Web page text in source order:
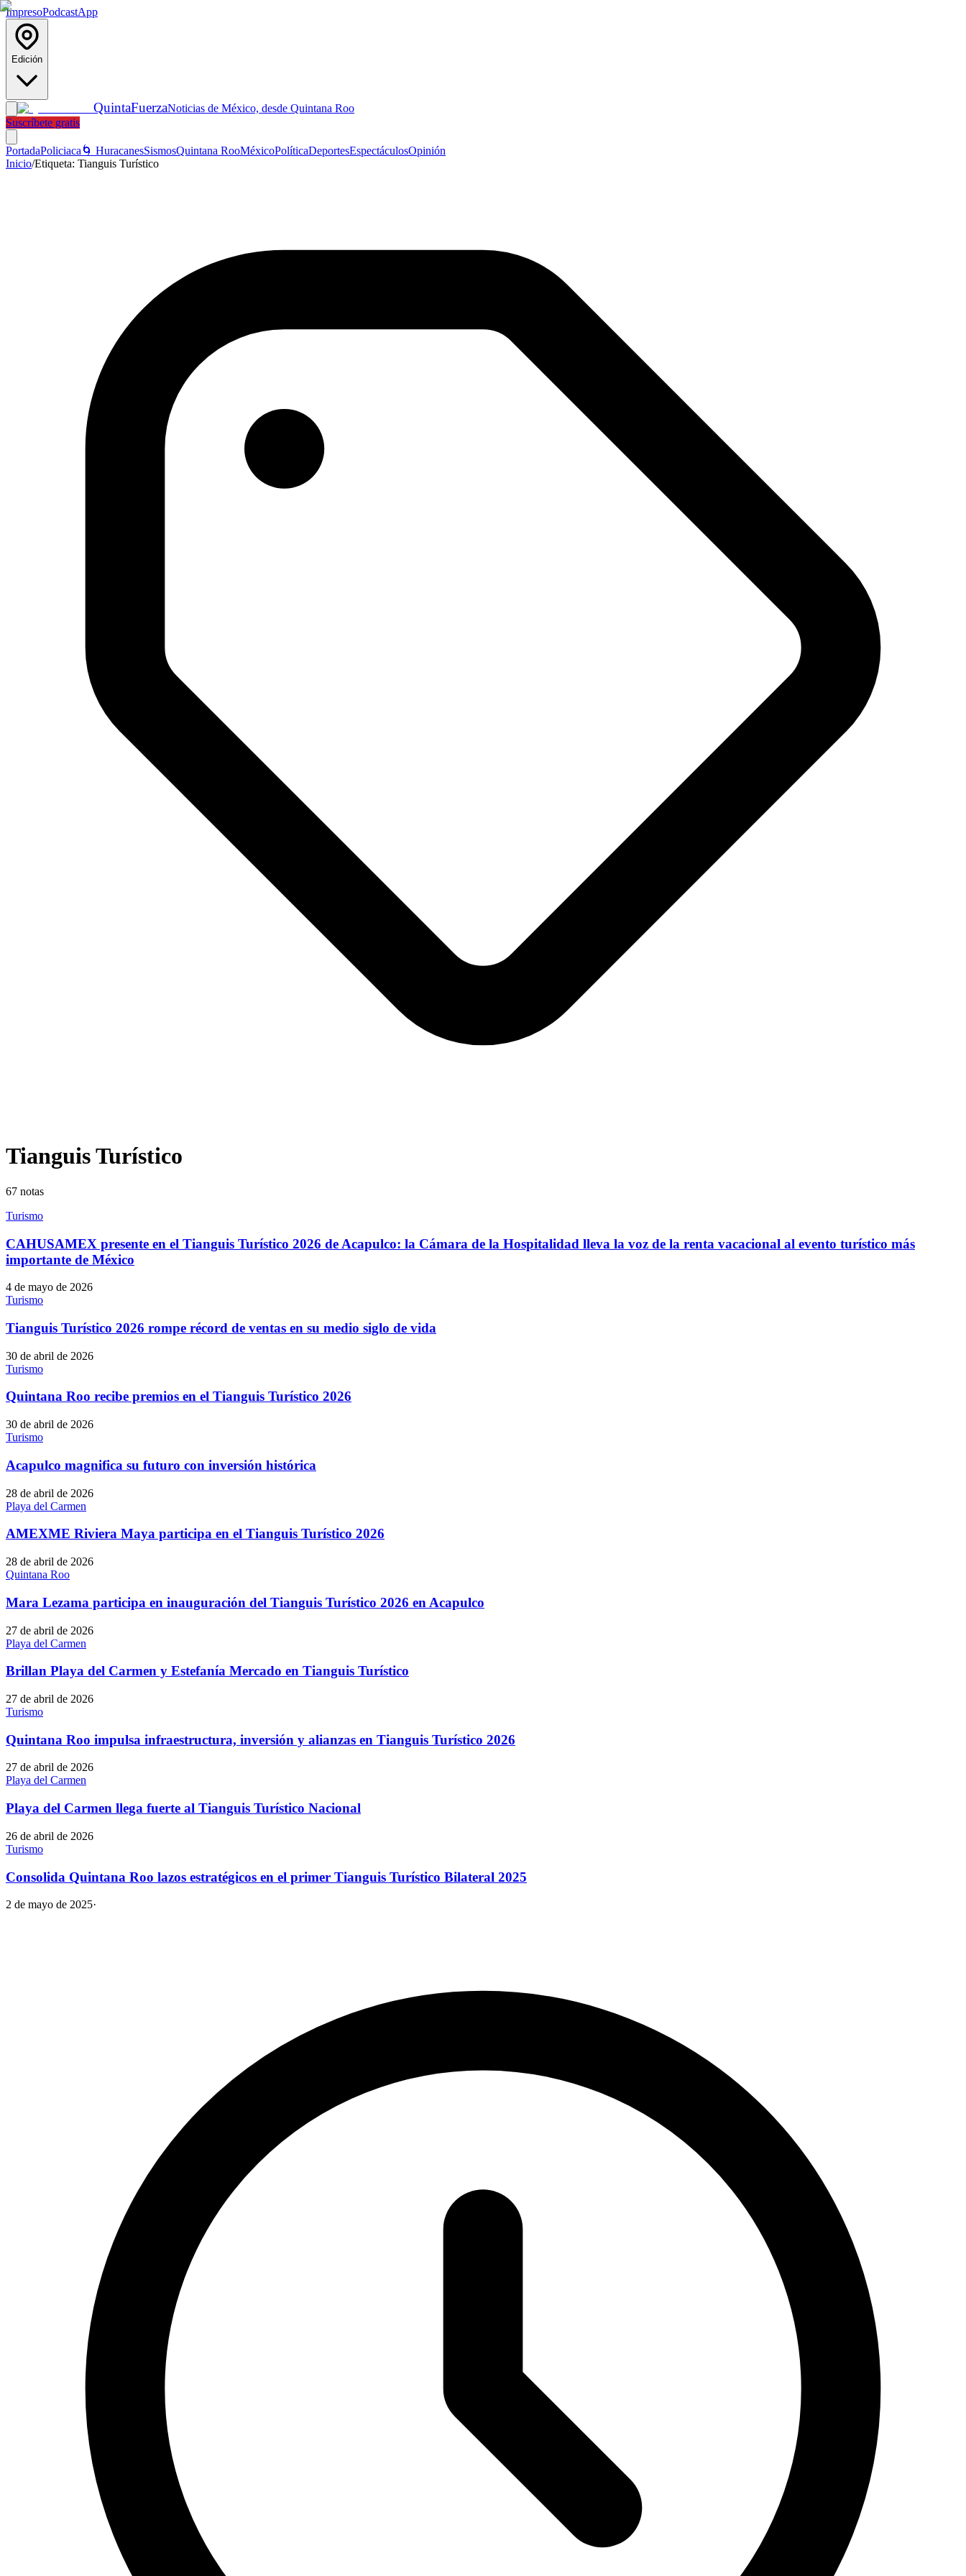
ImpresoPodcastApp
Edición
QuintaFuerzaNoticias de México, desde Quintana Roo
Suscríbete gratis
PortadaPoliciaca 🌀 HuracanesSismosQuintana RooMéxicoPolíticaDeportesEspectáculosOpinión
Inicio/Etiqueta: Tianguis Turístico
Tianguis Turístico
67 notas
Turismo
CAHUSAMEX presente en el Tianguis Turístico 2026 de Acapulco: la Cámara de la Hospitalidad lleva la voz de la renta vacacional al evento turístico más
importante de México
4 de mayo de 2026
Turismo
Tianguis Turístico 2026 rompe récord de ventas en su medio siglo de vida
30 de abril de 2026
Turismo
Quintana Roo recibe premios en el Tianguis Turístico 2026
30 de abril de 2026
Turismo
Acapulco magnifica su futuro con inversión histórica
28 de abril de 2026
Playa del Carmen
AMEXME Riviera Maya participa en el Tianguis Turístico 2026
28 de abril de 2026
Quintana Roo
Mara Lezama participa en inauguración del Tianguis Turístico 2026 en Acapulco
27 de abril de 2026
Playa del Carmen
Brillan Playa del Carmen y Estefanía Mercado en Tianguis Turístico
27 de abril de 2026
Turismo
Quintana Roo impulsa infraestructura, inversión y alianzas en Tianguis Turístico 2026
27 de abril de 2026
Playa del Carmen
Playa del Carmen llega fuerte al Tianguis Turístico Nacional
26 de abril de 2026
Turismo
Consolida Quintana Roo lazos estratégicos en el primer Tianguis Turístico Bilateral 2025
2 de mayo de 2025·